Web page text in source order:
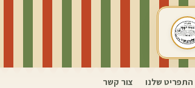
התפריט שלנו צור קשר